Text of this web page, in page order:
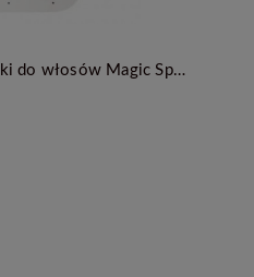
Rockahula Kids - 2 spinki do włosów Magic Spellbook